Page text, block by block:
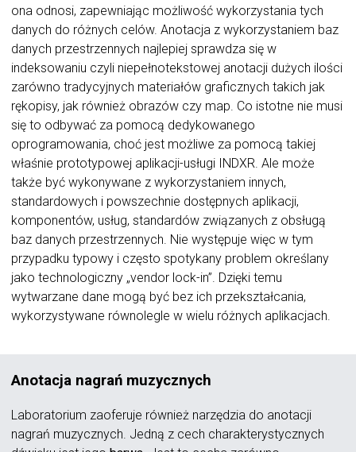
ona odnosi, zapewniając możliwość wykorzystania tych
danych do różnych celów. Anotacja z wykorzystaniem baz
danych przestrzennych najlepiej sprawdza się w
indeksowaniu czyli niepełnotekstowej anotacji dużych ilości
zarówno tradycyjnych materiałów graficznych takich jak
rękopisy, jak również obrazów czy map. Co istotne nie musi
się to odbywać za pomocą dedykowanego
oprogramowania, choć jest możliwe za pomocą takiej
właśnie prototypowej aplikacji-usługi INDXR. Ale może
także być wykonywane z wykorzystaniem innych,
standardowych i powszechnie dostępnych aplikacji,
komponentów, usług, standardów związanych z obsługą
baz danych przestrzennych. Nie występuje więc w tym
przypadku typowy i często spotykany problem określany
jako technologiczny „vendor lock-in”. Dzięki temu
wytwarzane dane mogą być bez ich przekształcania,
wykorzystywane równolegle w wielu różnych aplikacjach.
Anotacja nagrań muzycznych
Laboratorium zaoferuje również narzędzia do anotacji
nagrań muzycznych. Jedną z cech charakterystycznych